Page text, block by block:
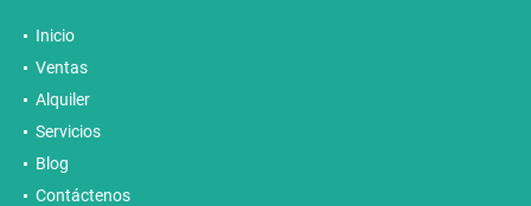
Inicio
Ventas
Alquiler
Servicios
Blog
Contáctenos